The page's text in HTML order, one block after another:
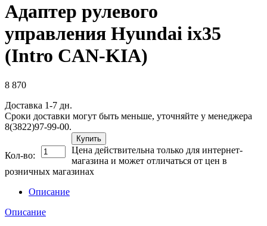
Адаптер рулевого
управления Hyundai ix35
(Intro CAN-KIA)
8 870
Доставка 1-7 дн.
Сроки доставки могут быть меньше, уточняйте у менеджера
8(3822)97-99-00.
Кол-во:
Купить
Цена действительна только для интернет-
магазина и может отличаться от цен в
розничных магазинах
Описание
Описание